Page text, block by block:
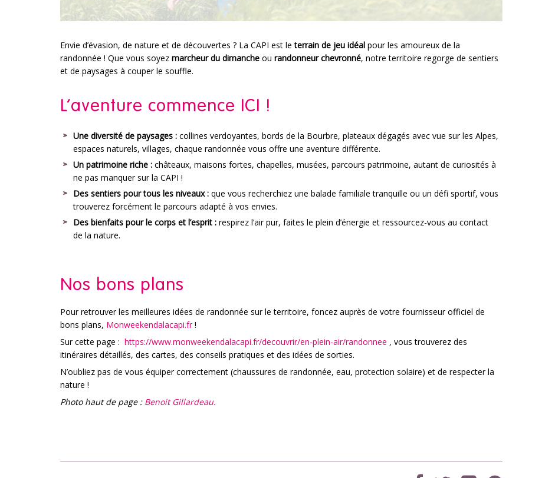
Envie d’évasion, de nature et de découvertes ? La CAPI est leterrain de jeu idéal pour les amoureux de la
randonnée ! Que vous soyez marcheur du dimanche ou randonneur chevronné, notre territoire regorge de sentiers
et de paysages à couper le souffle.
L’aventure commence ICI !
Une diversité de paysages : collines verdoyantes, bords de la Bourbre, plateaux dégagés avec vue sur les Alpes,
espaces naturels, villages, chaque randonnée vous offre une aventure différente.
Un patrimoine riche : châteaux, maisons fortes, chapelles, musées, parcours patrimoine, autant de curiosités à
ne pas manquer sur la CAPI !
Des sentiers pour tous les niveaux : que vous recherchiez une balade familiale tranquille ou un défi sportif, vous
trouverez forcément le parcours adapté à vos envies.
Des bienfaits pour le corps et l’esprit : respirez l’air pur, faites le plein d’énergie et ressourcez-vous au contact
de la nature.
Nos bons plans
Pour retrouver les meilleures idées de randonnée sur le territoire, foncez auprès de votre fournisseur officiel de
bons plans, Monweekendalacapi.fr!
Sur cette page : https://www.monweekendalacapi.fr/decouvrir/en-plein-air/randonnee , vous trouverez des
itinéraires détaillés, des cartes, des conseils pratiques et des idées de sorties.
N’oubliez pas de vous équiper correctement (chaussures de randonnée, eau, protection solaire) et de respecter la
nature !
Photo haut de page : Benoit Gillardeau.